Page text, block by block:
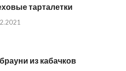
тарталетки
из кабачков